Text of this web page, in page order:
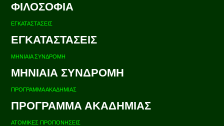
ΦΙΛΟΣΟΦΙΑ
ΕΓΚΑΤΑΣΤΑΣΕΙΣ
ΕΓΚΑΤΑΣΤΑΣΕΙΣ
ΜΗΝΙΑΙΑ ΣΥΝΔΡΟΜΗ
ΜΗΝΙΑΙΑ ΣΥΝΔΡΟΜΗ
ΠΡΟΓΡΑΜΜΑ ΑΚΑΔΗΜΙΑΣ
ΠΡΟΓΡΑΜΜΑ ΑΚΑΔΗΜΙΑΣ
ΑΤΟΜΙΚΕΣ ΠΡΟΠΟΝΗΣΕΙΣ